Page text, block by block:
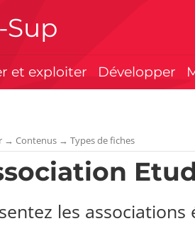
et exploiter Développer
→Contenus →Types de fiches
les associations